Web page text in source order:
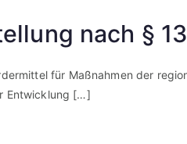
nach §
für Maßnahmen der
Entwicklung […]